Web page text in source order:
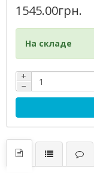
1545.00грн.
На складе
+
−